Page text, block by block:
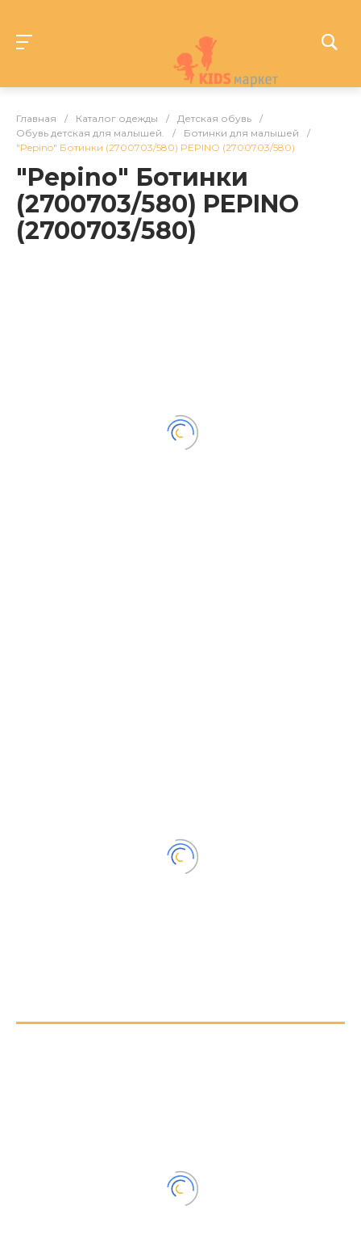
Главная / Каталог одежды / Детская обувь
/
Обувь детская для малышей.
/ Ботинки для малышей
/
"Pepino" Ботинки (2700703/580) PEPINO (2700703/580)
"Pepino" Ботинки
(2700703/580) PEPINO
(2700703/580)